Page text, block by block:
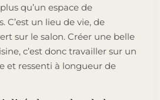
qu’un espace de
C’est un lieu de vie, de
sur le salon. Créer une belle
c’est donc travailler sur un
et ressenti à longueur de